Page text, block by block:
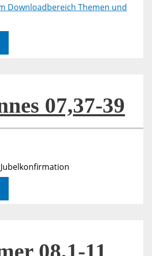
Downloadbereich Themen und
07,37-39